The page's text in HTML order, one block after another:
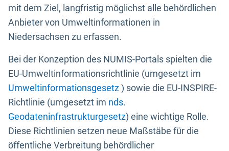
mit dem Ziel, langfristig möglichst alle behördlichen
Anbieter von Umweltinformationen in
Niedersachsen zu erfassen.
Bei der Konzeption des NUMIS-Portals spielten die
EU-Umweltinformationsrichtlinie (umgesetzt im
Umweltinformationsgesetz) sowie die EU-INSPIRE-
Richtlinie (umgesetzt im nds.
Geodateninfrastrukturgesetz) eine wichtige Rolle.
Diese Richtlinien setzen neue Maßstäbe für die
öffentliche Verbreitung behördlicher